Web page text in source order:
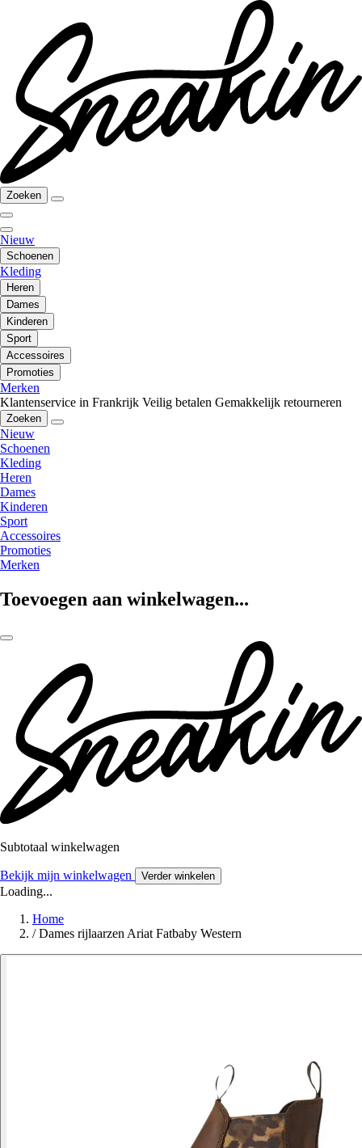
Zoeken
Nieuw
Schoenen
Kleding
Heren
Dames
Kinderen
Sport
Accessoires
Promoties
Merken
Klantenservice in Frankrijk Veilig betalen Gemakkelijk retourneren
Zoeken
Nieuw
Schoenen
Kleding
Heren
Dames
Kinderen
Sport
Accessoires
Promoties
Merken
Toevoegen aan winkelwagen...
Subtotaal winkelwagen
Bekijk mijn winkelwagen Verder winkelen
Loading...
Home
/ Dames rijlaarzen Ariat Fatbaby Western